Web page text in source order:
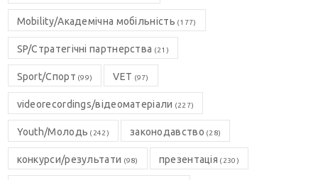
Mobility/Академічна мобільність (177)
SP/Стратегічні партнерства (21)
Sport/Спорт (99) VET (97)
videorecordings/відеоматеріали (227)
Youth/Молодь (242) законодавство (28)
конкурси/результати (98) презентація (230)